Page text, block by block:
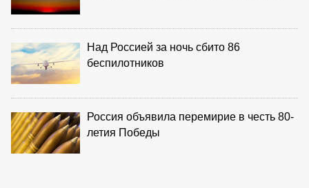
Над Россией за ночь сбито 86
беспилотников
Россия объявила перемирие в честь 80-
летия Победы